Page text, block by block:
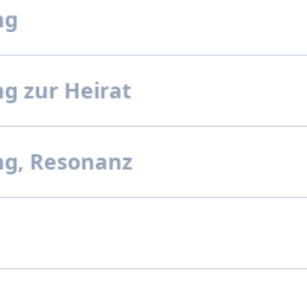
zur Heirat
Resonanz